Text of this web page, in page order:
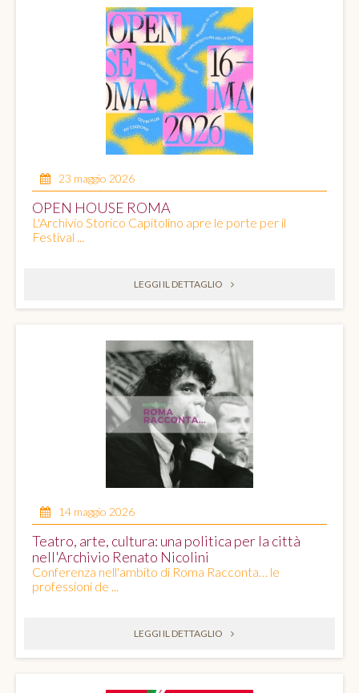
23 maggio 2026
OPEN HOUSE ROMA
L'Archivio Storico Capitolino apre le porte per il
Festival ...
LEGGI IL DETTAGLIO
14 maggio 2026
Teatro, arte, cultura: una politica per la città
nell'Archivio Renato Nicolini
Conferenza nell'ambito di Roma Racconta… le
professioni de ...
LEGGI IL DETTAGLIO